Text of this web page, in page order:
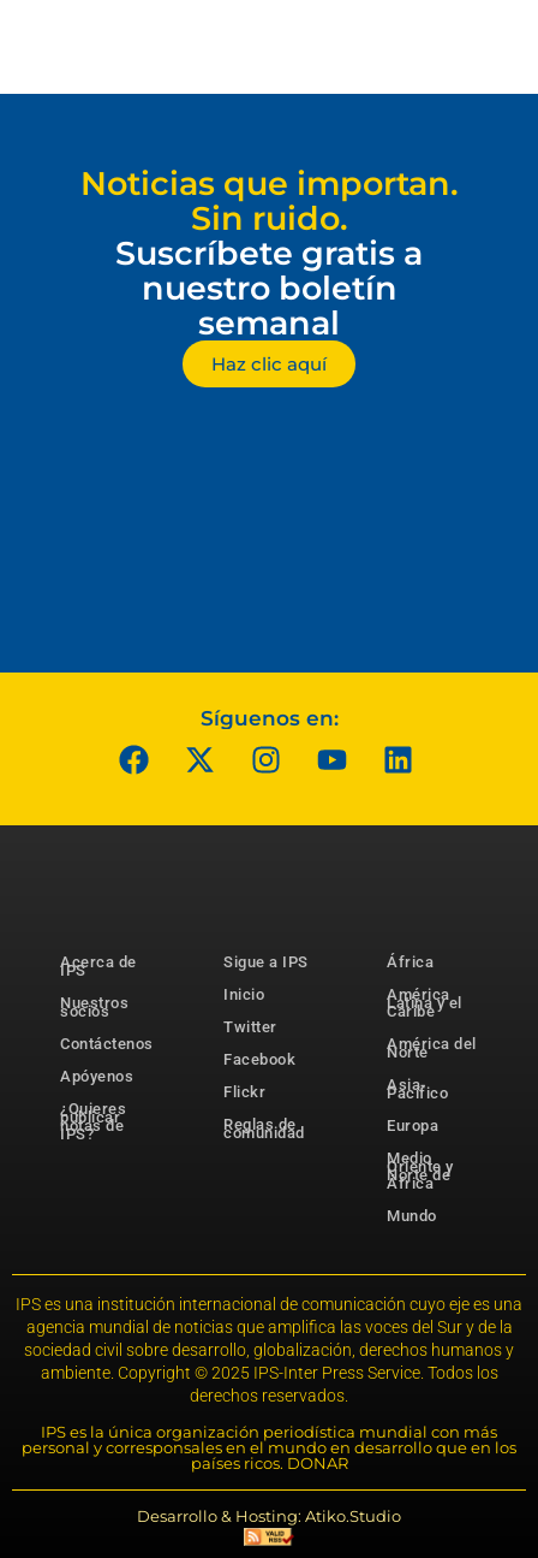
Noticias que importan.
Sin ruido.
Suscríbete gratis a
nuestro boletín
semanal
Haz clic aquí
Síguenos en:
Acerca de
IPS
Nuestros
socios
Contáctenos
Apóyenos
¿Quieres
publicar
notas de
IPS?
Sigue a IPS
Inicio
Twitter
Facebook
Flickr
Reglas de
comunidad
África
América
Latina y el
Caribe
América del
Norte
Asia-
Pacífico
Europa
Medio
Oriente y
Norte de
África
Mundo
IPS es una institución internacional de comunicación cuyo eje es una
agencia mundial de noticias que amplifica las voces del Sur y de la
sociedad civil sobre desarrollo, globalización, derechos humanos y
ambiente. Copyright © 2025 IPS-Inter Press Service. Todos los
derechos reservados.
IPS es la única organización periodística mundial con más
personal y corresponsales en el mundo en desarrollo que en los
países ricos. DONAR
Desarrollo & Hosting: Atiko.Studio